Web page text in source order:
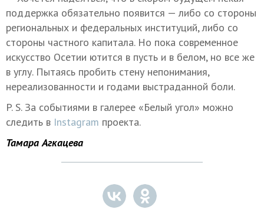
поддержка обязательно появится — либо со стороны
региональных и федеральных институций, либо со
стороны частного капитала. Но пока современное
искусство Осетии ютится в пусть и в белом, но все же
в углу. Пытаясь пробить стену непонимания,
нереализованности и годами выстраданной боли.
P. S.За событиями в галерее «Белый угол» можно
следить в Instagram проекта.
Тамара Агкацева